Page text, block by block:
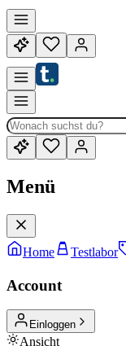
Menü
Home Testlabor
Account
Einloggen
Ansicht